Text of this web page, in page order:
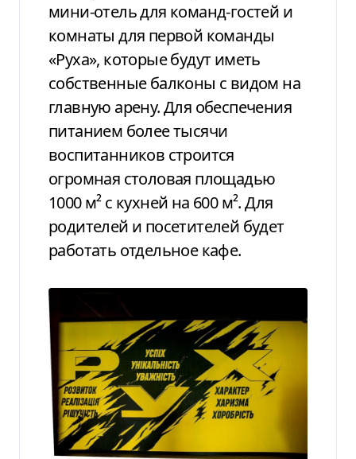
мини-отель для команд-гостей и
комнаты для первой команды
«Руха», которые будут иметь
собственные балконы с видом на
главную арену. Для обеспечения
питанием более тысячи
воспитанников строится
огромная столовая площадью
1000 м² с кухней на 600 м². Для
родителей и посетителей будет
работать отдельное кафе.